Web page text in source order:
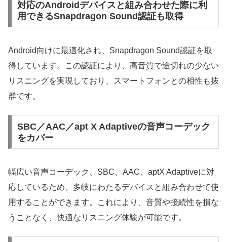
対応のAndroidデバイスと組み合わせた際に利
用できるSnapdragon Sound認証も取得
Android向けに最適化され、Snapdragon Sound認証を取
得しています。この認証により、高音質で途切れの少ない
リスニングを実現しており、スマートフォンとの相性も抜
群です。
SBC／AAC／apt X Adaptiveの音声コーデック
をカバー
幅広い音声コーデック、SBC、AAC、aptX Adaptiveに対
応しているため、多岐にわたるデバイスと組み合わせて使
用することができます。これにより、音質や接続性を損な
うことなく、快適なリスニング体験が可能です。